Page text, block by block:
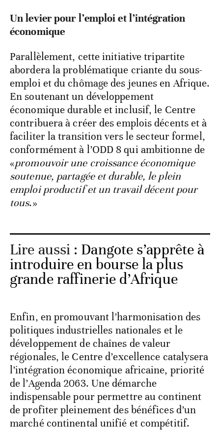
Un levier pour l’emploi et l’intégration
économique
Parallèlement, cette initiative tripartite
abordera la problématique criante du sous-
emploi et du chômage des jeunes en Afrique.
En soutenant un développement
économique durable et inclusif, le Centre
contribuera à créer des emplois décents et à
faciliter la transition vers le secteur formel,
conformément à l’ODD 8 qui ambitionne de
«promouvoir une croissance économique
soutenue, partagée et durable, le plein
emploi productif et un travail décent pour
tous.»
Lire aussi : Dangote s’apprête à
introduire en bourse la plus
grande raffinerie d’Afrique
Enfin, en promouvant l’harmonisation des
politiques industrielles nationales et le
développement de chaînes de valeur
régionales, le Centre d’excellence catalysera
l’intégration économique africaine, priorité
de l’Agenda 2063. Une démarche
indispensable pour permettre au continent
de profiter pleinement des bénéfices d’un
marché continental unifié et compétitif.